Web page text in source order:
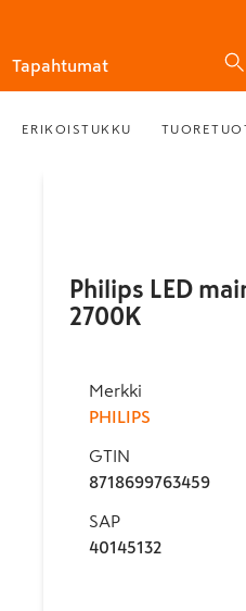
Tapahtumat
ERIKOISTUKKU
Philips LED
2700K
Merkki
PHILIPS
GTIN
8718699763459
SAP
40145132